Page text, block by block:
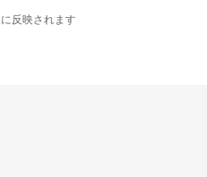
反映されます